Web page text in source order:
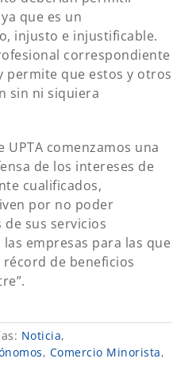
que es un
injusto e injustificable.
correspondiente
permite que estos y otros
sin ni siquiera
UPTA comenzamos una
de los intereses de
cualificados,
por no poder
sus servicios
empresas para las que
de beneficios
Noticia,
, Comercio Minorista,